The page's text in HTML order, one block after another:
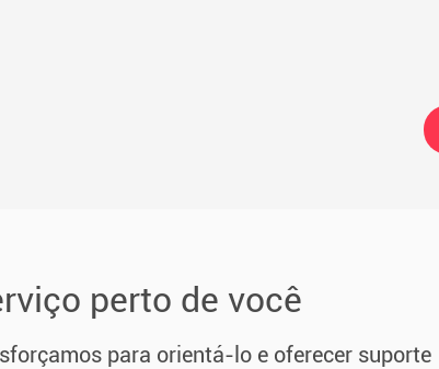
perto de você
para orientá-lo e oferecer suporte